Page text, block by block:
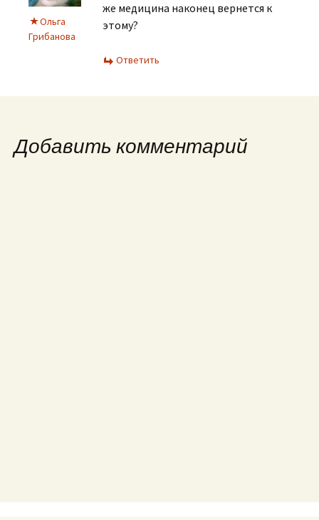
Ольга
Грибанова
же медицина наконец вернется к
этому?
Ответить
Добавить комментарий